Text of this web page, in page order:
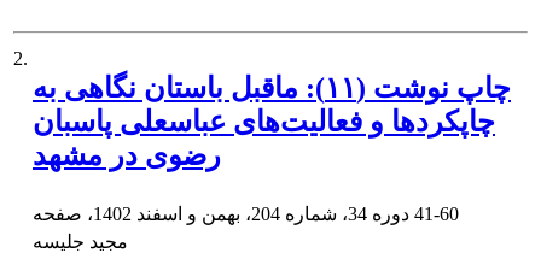
2.
چاپ نوشت (۱۱): ماقبل باستان نگاهی به
چاپکردها و فعالیت‌های عباسعلی پاسبان
رضوی در مشهد
41-60
مجید جلیسه